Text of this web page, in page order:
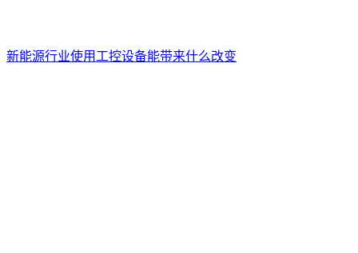
新能源行业使用工控设备能带来什么改变